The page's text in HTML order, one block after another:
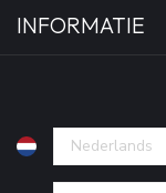
INFORMATIE